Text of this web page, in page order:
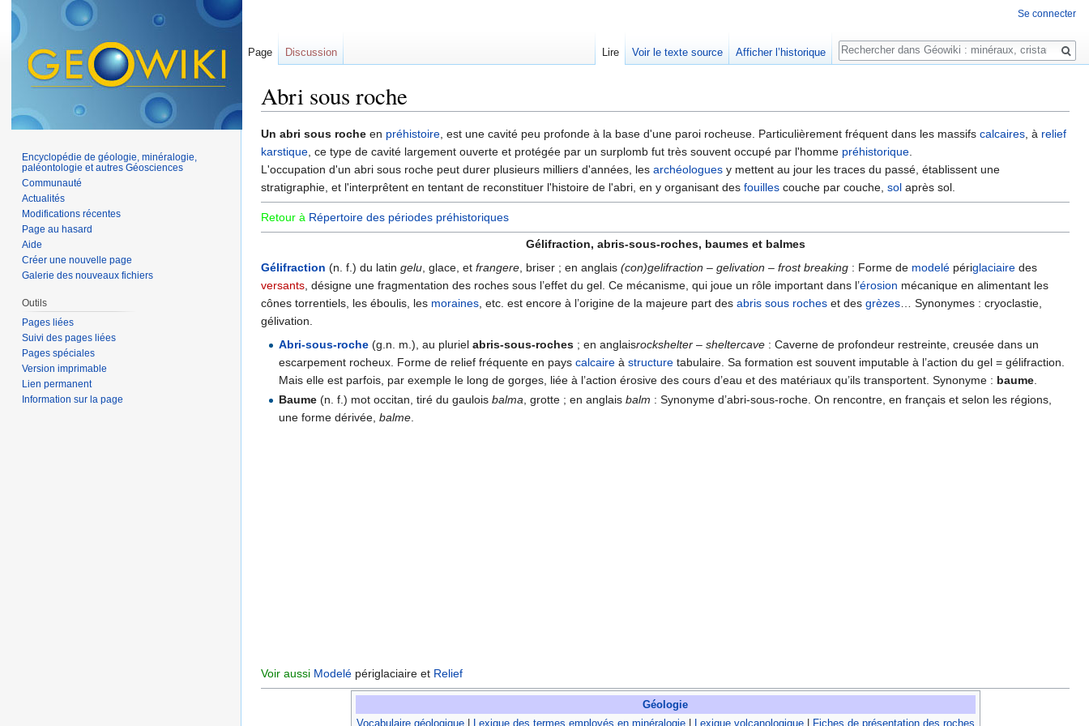
Abri sous roche
Un abri sous roche en préhistoire, est une cavité peu profonde à la base d'une paroi rocheuse. Particulièrement fréquent dans les massifs calcaires, à relief
karstique, ce type de cavité largement ouverte et protégée par un surplomb fut très souvent occupé par l'homme préhistorique.
L'occupation d'un abri sous roche peut durer plusieurs milliers d'années, les archéologues y mettent au jour les traces du passé, établissent une
stratigraphie, et l'interprêtent en tentant de reconstituer l'histoire de l'abri, en y organisant des fouilles couche par couche, sol après sol.
Retour à Répertoire des périodes préhistoriques
Gélifraction, abris-sous-roches, baumes et balmes
Gélifraction (n. f.) du latin gelu, glace, et frangere, briser ; en anglais (con)gelifraction – gelivation – frost breaking : Forme de modelé périglaciaire des
versants, désigne une fragmentation des roches sous l’effet du gel. Ce mécanisme, qui joue un rôle important dans l’érosion mécanique en alimentant les
cônes torrentiels, les éboulis, les moraines, etc. est encore à l’origine de la majeure part des abris sous roches et des grèzes… Synonymes : cryoclastie,
gélivation.
Abri-sous-roche (g.n. m.), au plurielabris-sous-roches ; en anglaisrockshelter – sheltercave : Caverne de profondeur restreinte, creusée dans un
escarpement rocheux. Forme de relief fréquente en payscalcaire àstructure tabulaire. Sa formation est souvent imputable à l’action du gel = gélifraction.
Mais elle est parfois, par exemple le long de gorges, liée à l’action érosive des cours d’eau et des matériaux qu’ils transportent. Synonyme : baume.
Baume (n. f.) mot occitan, tiré du gauloisbalma , grotte ; en anglaisbalm : Synonyme d’abri-sous-roche. On rencontre, en français et selon les régions,
une forme dérivée,balme
Voir aussi Modelé périglaciaire et Relief
Géologie
Vocabulaire géologique| Lexique des termes employés en minéralogie| Lexique volcanologique| Fiches de présentation des roches
Se connecter
Page Discussion Lire Voir le texte source Afficher l’historique
Rechercher
Encyclopédie de géologie, minéralogie,
paléontologie et autres Géosciences
Communauté
Actualités
Modifications récentes
Page au hasard
Aide
Créer une nouvelle page
Galerie des nouveaux fichiers
Outils
Pages liées
Suivi des pages liées
Pages spéciales
Version imprimable
Lien permanent
Information sur la page